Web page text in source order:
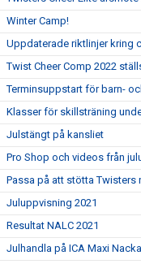
Winter Camp!
Uppdaterade riktlinjer kring
Twist Cheer Comp 2022
Terminsuppstart för barn-
Klasser för skillsträning
Julstängt på kansliet
Pro Shop och videos från
Passa på att stötta Twisters
Juluppvisning 2021
Resultat NALC 2021
Julhandla på ICA Maxi